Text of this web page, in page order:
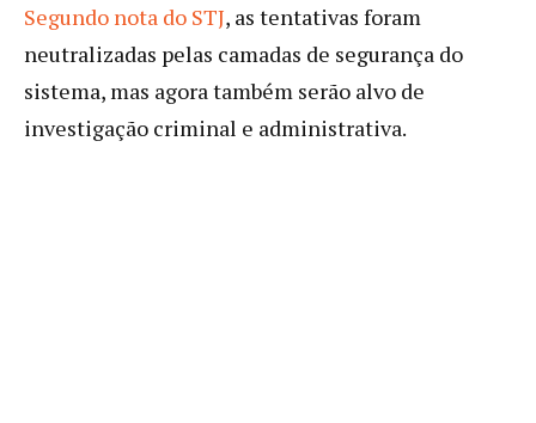
Segundo nota do STJ, as tentativas foram
neutralizadas pelas camadas de segurança do
sistema, mas agora também serão alvo de
investigação criminal e administrativa.